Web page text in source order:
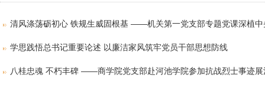
清风涤荡砺初心 铁规生威固根基 ——机关第一党支部专题党课深植
学思践悟总书记重要论述 以廉洁家风筑牢党员干部思想防线
八桂忠魂 不朽丰碑 ——商学院党支部赴河池学院参加抗战烈士事迹展